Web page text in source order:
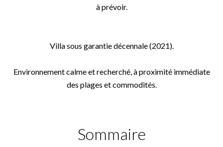
à prévoir.
Villa sous garantie décennale (2021).
Environnement calme et recherché, à proximité immédiate
des plages et commodités.
Sommaire